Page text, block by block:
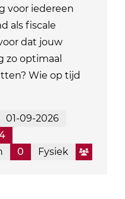
voor iedereen
als fiscale
dat jouw
zo optimaal
Wie op tijd
01-09-2026
0 Fysiek